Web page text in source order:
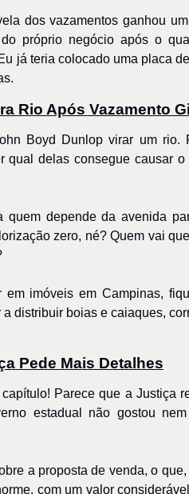
dos vazamentos ganhou
próprio negócio após o
já teria colocado uma placa
Rio Após Vazamento
Boyd Dunlop virar um rio.
qual delas consegue causar
depende da avenida
zero, né? Quem vai
imóveis em Campinas,
distribuir boias e caiaques,
Pede Mais Detalhes
Parece que a Justiça
estadual não gostou
a proposta de venda, o
com um valor